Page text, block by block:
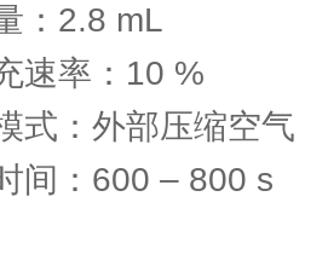
：2.8 mL
速率：10 %
式：外部压缩空气
间：600 – 800 s